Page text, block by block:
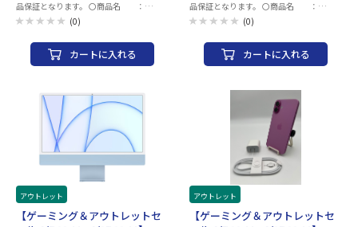
際は、充電を行ってからご利用ください。
お届け時のバッテリー残量に関しては保証
目立たないキズ等ございます予めご了承く
ださい。 ・商品の特性上、商品個々の状
態（キズの程度、OSバージョン等）があ
品につきましてはご購入後お客様ご都合に
よりますご返品は一切お受けできませんの
で、ご購入の際には必ずご希望の商品かど
うかの確認をお願い致します。 ・併売品に
つき、売り切れの際はご容赦ください。 ・
３０日間初期不具合保証、赤ロム保証を使
用する際は 納品書が必要となりますの
で大切に保管をお願い致します。
品保証となります。 〇商品名 ：
iPhone 16 Pro Max 256GB 〇カラー ：
ダプター、ACケーブル 〇状態 ：画
面に細かなキズあり（使用時に目立たなく
なる程度） 〇発送 ：注文確認後、2
トワーク制限（ー）SIMロックなし バッテ
リー最大容量100％（2026年08月05日時
点） 〇保証 ：1_ご注文と異なる商
品が届いた場合、または商品に
欠陥がある場合のみ商品到
2_ご使用中にネットワー
ク利用制限が発生した場合、
ご返金対応いたします。 〇
補足 ・以下の動作チェック済みとなりま
(0)
カートに入れる
品保証となります。 〇商品名 ：
iPhone 14 Pro Max 128GB 〇カラー ：
プター、ACケーブル 〇状態 ：画面
に細かなキズあり（使用時に目立たなくな
る程度） 〇発送 ：注文確認後、2～
ー最大容量98％（2026年08月05日時点）
〇保証 ：1_ご注文と異なる商品が
届いた場合、または商品に
欠陥がある場合のみ商品到
着から30日以内にご連絡
頂いた場合ご対応致します。
2_ご使用中にネットワー
ク利用制限が発生した場合、
ご返金対応いたします。 〇
補足 ・以下の動作チェック済みとなりま
(0)
カートに入れる
アウトレット
【ゲーミング＆アウトレットセ
アウトレット
【ゲーミング＆アウトレットセ